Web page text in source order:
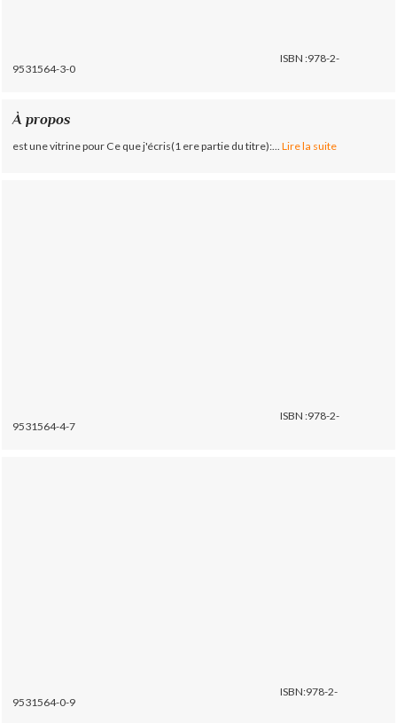
ISBN :978-2-
9531564-3-0
À propos
est une vitrine pour Ce que j'écris(1 ere partie du titre):... Lire la suite
ISBN :978-2-
9531564-4-7
ISBN:978-2-
9531564-0-9